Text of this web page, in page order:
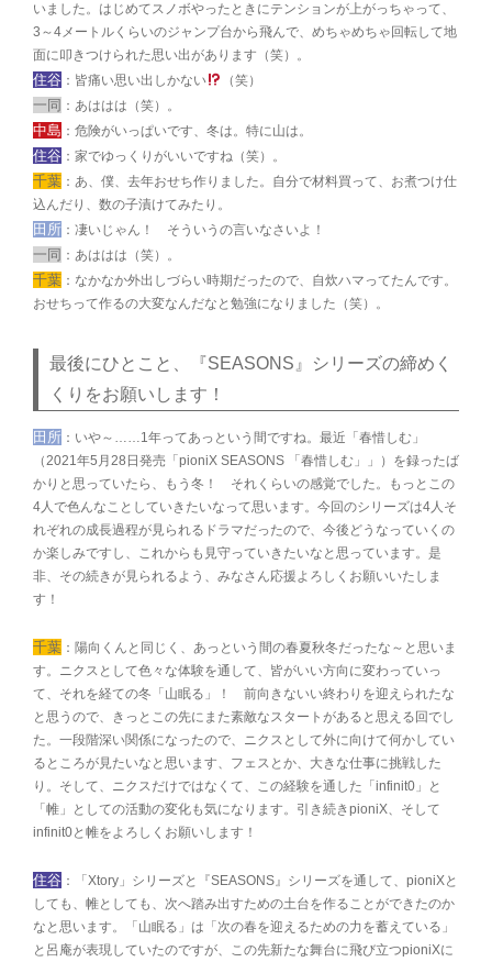
いました。はじめてスノボやったときにテンションが上がっちゃって、
3～4メートルくらいのジャンプ台から飛んで、めちゃめちゃ回転して地
面に叩きつけられた思い出があります（笑）。
住谷 ：皆痛い思い出しかない （笑）
一同 ：あははは（笑）。
中島 ：危険がいっぱいです、冬は。特に山は。
住谷 ：家でゆっくりがいいですね（笑）。
千葉 ：あ、僕、去年おせち作りました。自分で材料買って、お煮つけ仕
込んだり、数の子漬けてみたり。
田所 ：凄いじゃん！ そういうの言いなさいよ！
一同 ：あははは（笑）。
千葉 ：なかなか外出しづらい時期だったので、自炊ハマってたんです。
おせちって作るの大変なんだなと勉強になりました（笑）。
最後にひとこと、『SEASONS』シリーズの締めく
くりをお願いします！
田所 ：いや～……1年ってあっという間ですね。最近「春惜しむ」
（2021年5月28日発売「pioniX SEASONS 「春惜しむ」」）を録ったば
かりと思っていたら、もう冬！ それくらいの感覚でした。もっとこの
4人で色んなことしていきたいなって思います。今回のシリーズは4人そ
れぞれの成長過程が見られるドラマだったので、今後どうなっていくの
か楽しみですし、これからも見守っていきたいなと思っています。是
非、その続きが見られるよう、みなさん応援よろしくお願いいたしま
す！
千葉 ：陽向くんと同じく、あっという間の春夏秋冬だったな～と思いま
す。ニクスとして色々な体験を通して、皆がいい方向に変わっていっ
て、それを経ての冬「山眠る」！ 前向きないい終わりを迎えられたな
と思うので、きっとこの先にまた素敵なスタートがあると思える回でし
た。一段階深い関係になったので、ニクスとして外に向けて何かしてい
るところが見たいなと思います、フェスとか、大きな仕事に挑戦した
り。そして、ニクスだけではなくて、この経験を通した「infinit0」と
「帷」としての活動の変化も気になります。引き続きpioniX、そして
infinit0と帷をよろしくお願いします！
住谷 ：「Xtory」シリーズと『SEASONS』シリーズを通して、pioniXと
しても、帷としても、次へ踏み出すための土台を作ることができたのか
なと思います。「山眠る」は「次の春を迎えるための力を蓄えている」
と呂庵が表現していたのですが、この先新たな舞台に飛び立つpioniXに